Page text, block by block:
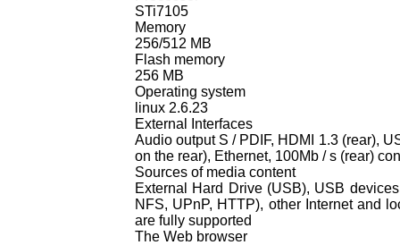
STi7105
Memory
256/512 MB
Flash memory
256 MB
Operating system
linux 2.6.23
External Interfaces
Audio output S / PDIF, HDMI 1.3 (rear),
on the rear), Ethernet, 100Mb / s (rear)
Sources of media content
External Hard Drive (USB), USB
NFS, UPnP, HTTP), other Internet and
are fully supported
The Web browser